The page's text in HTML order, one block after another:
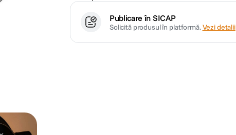
Publicare în SICAP
Solicită produsul în platformă.Vezi detalii